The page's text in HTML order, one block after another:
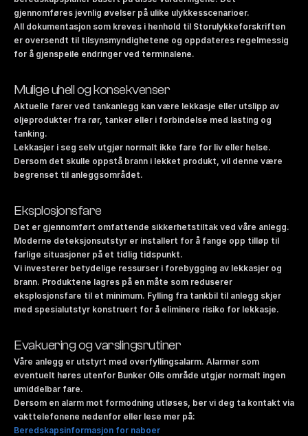
gjennomføres jevnlig øvelser på ulike ulykkesscenarioer.
All dokumentasjon som kreves i henhold til Storulykkeforskriften
er oversendt til tilsynsmyndighetene og oppdateres regelmessig
for å gjenspeile endringer ved terminalene.
Mulige uhell og konsekvenser
Aktuelle farer ved tankanlegg kan være lekkasje eller utslipp av
oljeprodukter fra rør, tanker eller i forbindelse med lasting og
tanking.
Lekkasjer i seg selv utgjør normalt ikke fare for liv eller helse.
Dersom det skulle oppstå brann i lekket produkt, vil denne være
begrenset til anleggsområdet.
Eksplosjonsfare
Det er gjennomført omfattende sikkerhetstiltak ved våre anlegg.
Moderne deteksjonsutstyr er installert for å fange opp tilløp til
farlige situasjoner på et tidlig tidspunkt.
Vi investerer betydelige ressurser i forebygging av lekkasjer og
brann. Produktene lagres på en måte som reduserer
eksplosjonsfare til et minimum. Fylling fra tankbil til anlegg skjer
med spesialutstyr konstruert for å eliminere risiko for lekkasje.
Evakuering og varslingsrutiner
Våre anlegg er utstyrt med overfyllingsalarm. Alarmer som
eventuelt høres utenfor Bunker Oils område utgjør normalt ingen
umiddelbar fare.
Dersom en alarm mot formodning utløses, ber vi deg ta kontakt via
vakttelefonene nedenfor eller lese mer på:
Beredskapsinformasjon for naboer